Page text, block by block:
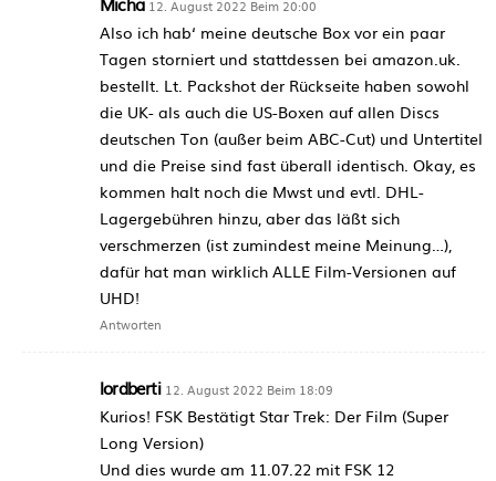
12. August 2022 Beim 20:00
Also ich hab‘ meine deutsche Box vor ein paar
Tagen storniert und stattdessen bei amazon.uk.
bestellt. Lt. Packshot der Rückseite haben sowohl
die UK- als auch die US-Boxen auf allen Discs
deutschen Ton (außer beim ABC-Cut) und Untertitel
und die Preise sind fast überall identisch. Okay, es
kommen halt noch die Mwst und evtl. DHL-
Lagergebühren hinzu, aber das läßt sich
verschmerzen (ist zumindest meine Meinung…),
dafür hat man wirklich ALLE Film-Versionen auf
UHD!
Antworten
lordberti 12. August 2022 Beim 18:09
Kurios! FSK Bestätigt Star Trek: Der Film (Super
Long Version)
Und dies wurde am 11.07.22 mit FSK 12